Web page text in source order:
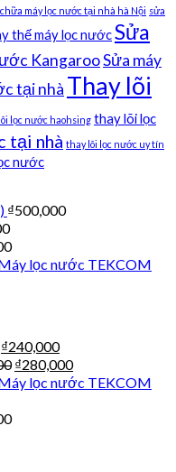
máy lọc nước tại nhà hà Nội sửa
thế máy lọc nướcSửa
KangarooSửa máy
tại nhà Thay lõi
lọc nước haohsing thay lõi lọc
tại nhà thay lõi lọc nước uy tín
nước
₫500,000
lọc nước TEKCOM
₫240,000
₫280,000
lọc nước TEKCOM